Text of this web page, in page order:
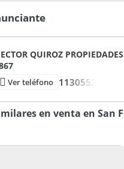
QUIROZ
Ver teléfono 1130552
en venta en San